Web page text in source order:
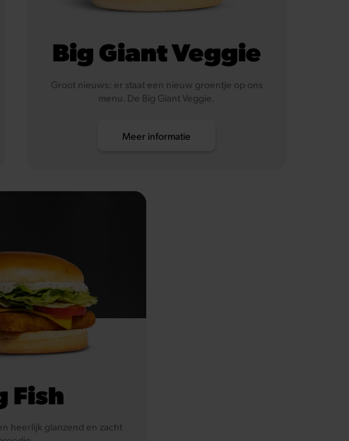
Big Giant Veggie
Groot nieuws: er staat een nieuw groentje op ons
menu. De Big Giant Veggie.
Meer informatie
Fish
heerlijk glanzend en zacht